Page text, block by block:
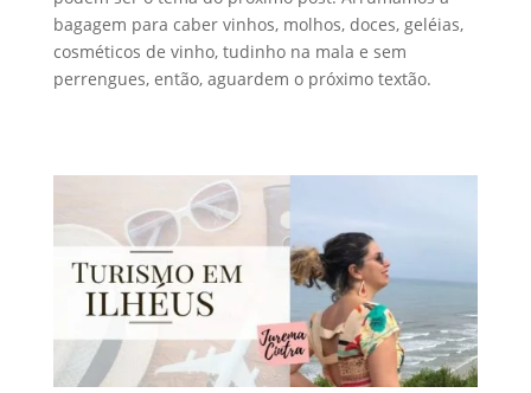
bagagem para caber vinhos, molhos, doces, geléias,
cosméticos de vinho, tudinho na mala e sem
perrengues, então, aguardem o próximo textão.